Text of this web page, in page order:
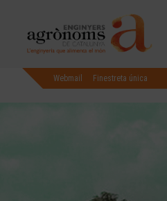
Webmail Finestreta única